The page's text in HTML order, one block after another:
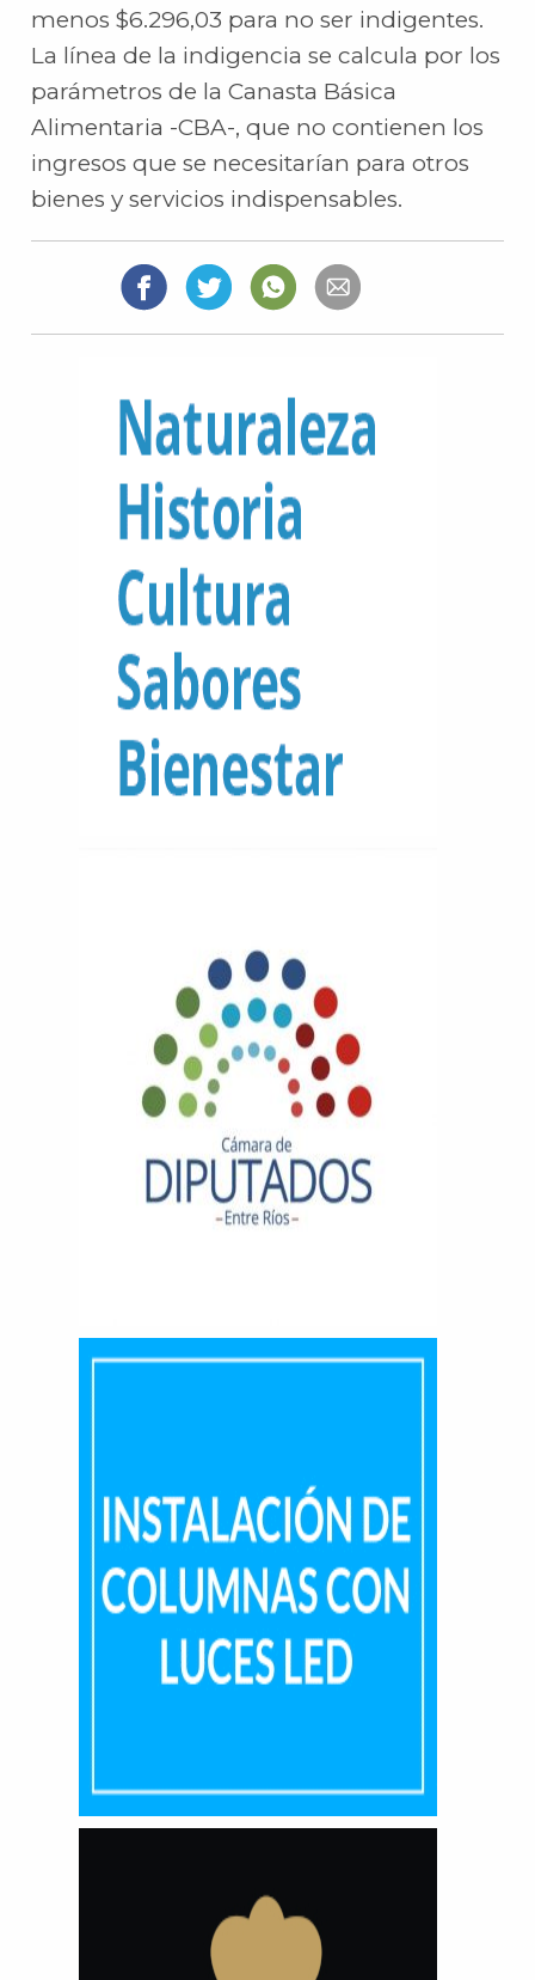
menos $6.296,03 para no ser indigentes.
La línea de la indigencia se calcula por los
parámetros de la Canasta Básica
Alimentaria -CBA-, que no contienen los
ingresos que se necesitarían para otros
bienes y servicios indispensables.